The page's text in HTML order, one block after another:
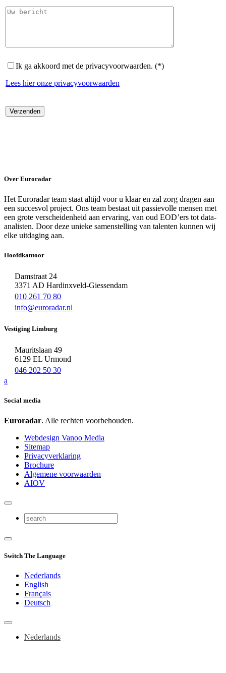
Ik ga akkoord met de privacyvoorwaarden. (*)
Lees hier onze privacyvoorwaarden
Over Euroradar
Het Euroradar team staat altijd voor u klaar en zal zorg dragen aan
een succesvol project. Ons team bestaat uit passievolle mensen met
een grote verscheidenheid aan ervaring, van oud EOD’ers tot data-
analisten. Door deze unieke samenstelling van talenten kunnen wij
elke uitdaging aan.
Hoofdkantoor
Damstraat 24
3371 AD Hardinxveld-Giessendam
010 261 70 80
info@euroradar.nl
Vestiging Limburg
Mauritslaan 49
6129 EL Urmond
046 202 50 30
a
Social media
Euroradar. Alle rechten voorbehouden.
Webdesign Vanoo Media
Sitemap
Privacyverklaring
Brochure
Algemene voorwaarden
AIOV
Switch The Language
Nederlands
English
Français
Deutsch
Nederlands